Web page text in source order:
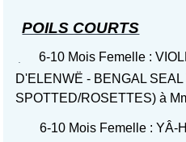
POILS COURTS
6-10 Mois Femelle :
D'ELENWË - BENGAL
SPOTTED/ROSETTES) à
6-10 Mois Femelle : YÂ-